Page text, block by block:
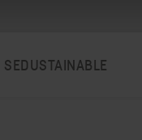
SEDUSTAINABLE